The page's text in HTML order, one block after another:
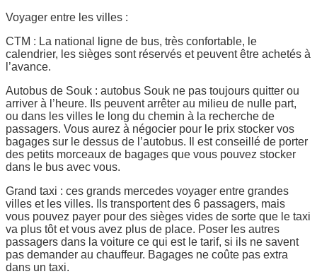
Voyager entre les villes :
CTM : La national ligne de bus, très confortable, le
calendrier, les sièges sont réservés et peuvent être achetés à
l’avance.
Autobus de Souk : autobus Souk ne pas toujours quitter ou
arriver à l’heure. Ils peuvent arrêter au milieu de nulle part,
ou dans les villes le long du chemin à la recherche de
passagers. Vous aurez à négocier pour le prix stocker vos
bagages sur le dessus de l’autobus. Il est conseillé de porter
des petits morceaux de bagages que vous pouvez stocker
dans le bus avec vous.
Grand taxi : ces grands mercedes voyager entre grandes
villes et les villes. Ils transportent des 6 passagers, mais
vous pouvez payer pour des sièges vides de sorte que le taxi
va plus tôt et vous avez plus de place. Poser les autres
passagers dans la voiture ce qui est le tarif, si ils ne savent
pas demander au chauffeur. Bagages ne coûte pas extra
dans un taxi.